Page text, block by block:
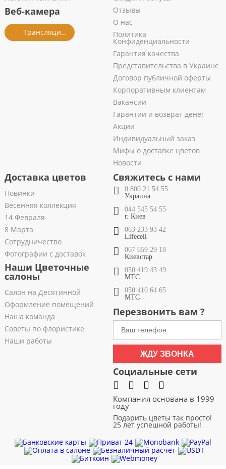
Веб-камера
Трансляция из салона
Отзывы
О нас
Политика
Конфиденциальности
Гарантия качества
Представительства в Украине
Договор публичной оферты
Корпоративным клиентам
Вакансии
Гарантии и возврат денег
Акции
Индивидуальный заказ
Мифы о доставке цветов
Новости
Доставка цветов
Новинки
Весенняя коллекция
14 Февраля
8 Марта
Сотрудничество
Фотографии с доставок
Наши Цветочные
салоны
Салон на Десятинной
Оформление помещений
Наша команда
Советы по флористике
Наши работы
Свяжитесь с нами
0 800 21 54 55
Украина
044 545 54 55
г. Киев
063 233 93 42
Lifecell
067 659 29 18
Киевстар
050 419 43 49
МТС
050 410 64 65
МТС
Перезвонить вам ?
ЖДУ ЗВОНКА
Социальные сети
Компания основана в 1999
году
Подарить цветы так просто!
25 лет успешной работы!